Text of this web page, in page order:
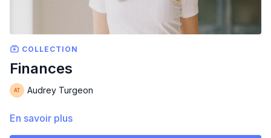
COLLECTION
Finances
Audrey Turgeon
En savoir plus